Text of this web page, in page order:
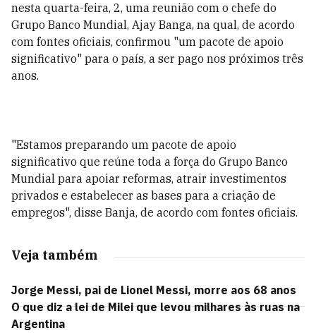
nesta quarta-feira, 2, uma reunião com o chefe do
Grupo Banco Mundial, Ajay Banga, na qual, de acordo
com fontes oficiais, confirmou "um pacote de apoio
significativo" para o país, a ser pago nos próximos três
anos.
"Estamos preparando um pacote de apoio
significativo que reúne toda a força do Grupo Banco
Mundial para apoiar reformas, atrair investimentos
privados e estabelecer as bases para a criação de
empregos", disse Banja, de acordo com fontes oficiais.
Veja também
Jorge Messi, pai de Lionel Messi, morre aos 68 anos
O que diz a lei de Milei que levou milhares às ruas na
Argentina